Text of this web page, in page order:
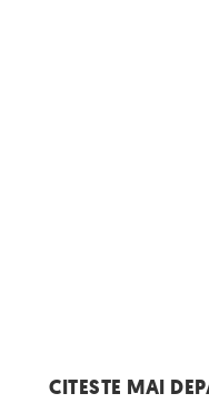
CITESTE MAI